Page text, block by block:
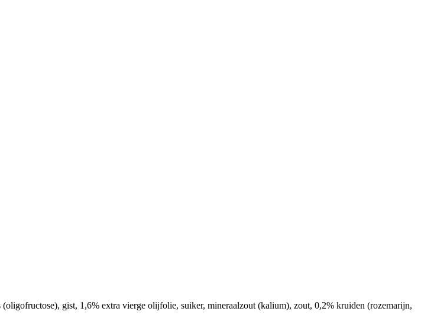
gist, 1,6% extra vierge olijfolie, suiker, mineraalzout (kalium), zout, 0,2% kruiden (rozemarijn,